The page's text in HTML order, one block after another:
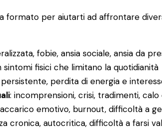
formato per aiutarti ad affrontare
fobie, ansia sociale, ansia da
sintomi fisici che limitano la quotidianità
perdita di energia e
: incomprensioni, crisi, tradimenti,
emotivo, burnout, difficoltà a
cronica, autocritica, difficoltà a farsi